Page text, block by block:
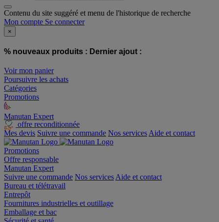
Contenu du site suggéré et menu de l'historique de recherche
Mon compte Se connecter
×
% nouveaux produits : Dernier ajout :
Voir mon panier
Poursuivre les achats
Catégories
Promotions
Manutan Expert
offre reconditionnée
Mes devis Suivre une commande Nos services Aide et contact
Promotions
Offre responsable
Manutan Expert
Suivre une commande Nos services Aide et contact
Bureau et télétravail
Entrepôt
Fournitures industrielles et outillage
Emballage et bac